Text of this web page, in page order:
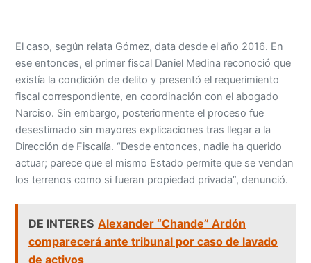
El caso, según relata Gómez, data desde el año 2016. En
ese entonces, el primer fiscal Daniel Medina reconoció que
existía la condición de delito y presentó el requerimiento
fiscal correspondiente, en coordinación con el abogado
Narciso. Sin embargo, posteriormente el proceso fue
desestimado sin mayores explicaciones tras llegar a la
Dirección de Fiscalía. “Desde entonces, nadie ha querido
actuar; parece que el mismo Estado permite que se vendan
los terrenos como si fueran propiedad privada”, denunció.
DE INTERES Alexander “Chande” Ardón
comparecerá ante tribunal por caso de lavado
de activos